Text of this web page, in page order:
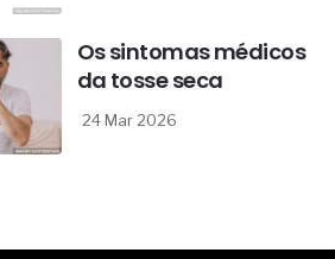
Os sintomas médicos
da tosse seca
24 Mar 2026